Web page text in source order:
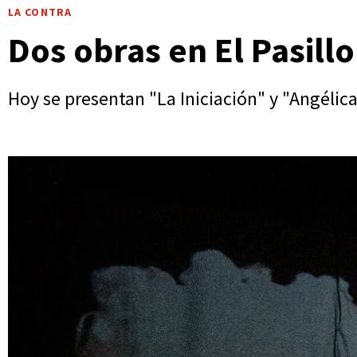
LA CONTRA
Dos obras en El Pasillo
Hoy se presentan "La Iniciación" y